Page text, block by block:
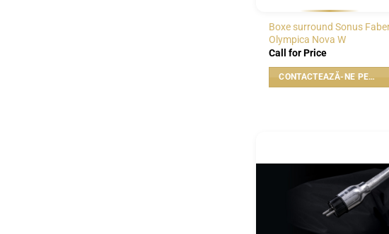
Boxe surround Sonus
Olympica Nova W
Call for Price
CONTACTEAZĂ-NE PENTRU PREȚ
WISHLIST